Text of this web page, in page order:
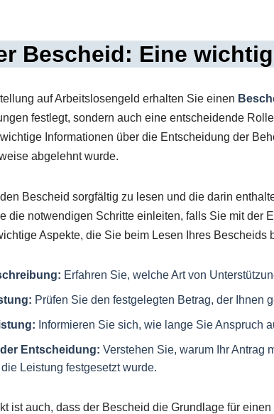
Bescheid: Eine
auf Arbeitslosengeld erhalten Sie einen
festlegt, sondern auch eine entscheidende
Informationen über die Entscheidung der
abgelehnt wurde.
Bescheid sorgfältig zu lesen und die darin
die notwendigen Schritte einleiten, falls Sie mit der
Aspekte, die Sie beim Lesen Ihres Bescheids
Erfahren Sie, welche Art von
Prüfen Sie den festgelegten Betrag, der Ihnen
Informieren Sie sich, wie lange Sie Anspruch
Entscheidung: Verstehen Sie, warum Ihr Antrag
Leistung festgesetzt wurde.
ist auch, dass der Bescheid die Grundlage für einen